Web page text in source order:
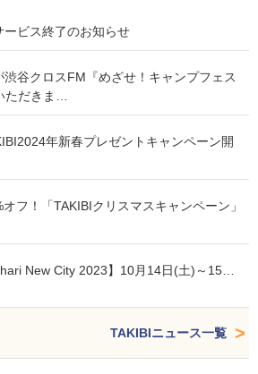
ービス終了のお知らせ
谷クロスFM『めざせ！キャンプフェス
ただきま…
年新春プレゼントキャンペーン開
フ！「TAKIBIクリスマスキャンペーン」
New City 2023】10月14日(土)～15…
TAKIBIニュース一覧